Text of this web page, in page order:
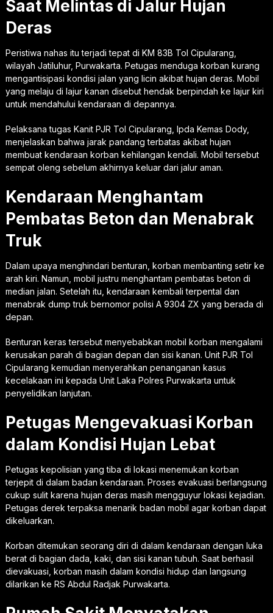
Saat Melintas di Jalur Hujan
Deras
Peristiwa nahas itu terjadi tepat di KM 83B Tol Cipularang,
wilayah Jatiluhur, Purwakarta. Petugas menduga korban kurang
mengantisipasi kondisi jalan yang licin akibat hujan deras. Mobil
yang melaju di lajur kanan disebut hendak berpindah ke lajur kiri
untuk mendahului kendaraan di depannya.
Pelaksana tugas Kanit PJR Tol Cipularang, Ipda Kemas Dody,
menjelaskan bahwa jarak pandang terbatas akibat hujan
membuat kendaraan korban kehilangan kendali. Mobil tersebut
sempat oleng sebelum akhirnya keluar dari jalur aman.
Kendaraan Menghantam
Pembatas Beton dan Menabrak
Truk
Dalam upaya menghindari benturan, korban membanting setir ke
arah kiri. Namun, mobil justru menghantam pembatas beton di
median jalan. Setelah itu, kendaraan kembali terpental dan
menabrak dump truk bernomor polisi A 9304 ZX yang berada di
depan.
Benturan keras tersebut menyebabkan mobil korban mengalami
kerusakan parah di bagian depan dan sisi kanan. Unit PJR Tol
Cipularang kemudian menyerahkan penanganan kasus
kecelakaan ini kepada Unit Laka Polres Purwakarta untuk
penyelidikan lanjutan.
Petugas Mengevakuasi Korban
dalam Kondisi Hujan Lebat
Petugas kepolisian yang tiba di lokasi menemukan korban
terjepit di dalam badan kendaraan. Proses evakuasi berlangsung
cukup sulit karena hujan deras masih mengguyur lokasi kejadian.
Petugas derek terpaksa menarik badan mobil agar korban dapat
dikeluarkan.
Korban ditemukan seorang diri di dalam kendaraan dengan luka
berat di bagian dada, kaki, dan sisi kanan tubuh. Saat berhasil
dievakuasi, korban masih dalam kondisi hidup dan langsung
dilarikan ke RS Abdul Radjak Purwakarta.